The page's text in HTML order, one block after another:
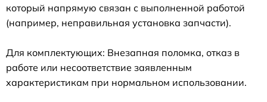
который напрямую связан с выполненной работой
(например, неправильная установка запчасти).
Для комплектующих: Внезапная поломка, отказ в
работе или несоответствие заявленным
характеристикам при нормальном использовании.